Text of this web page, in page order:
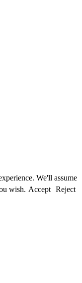
We'll assume
wish. Accept Reject